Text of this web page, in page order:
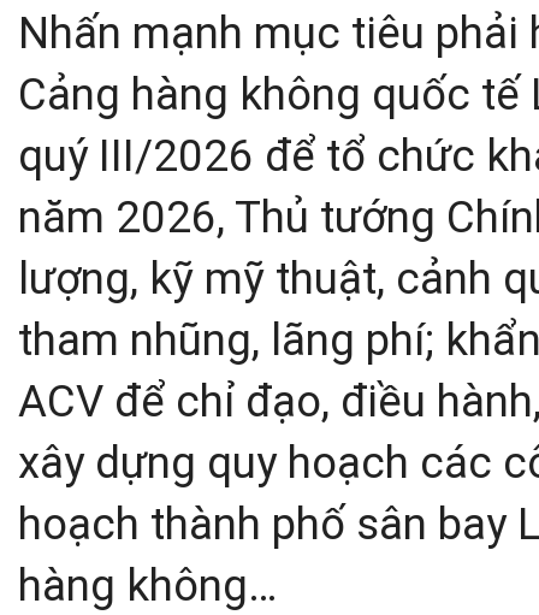
Nhấn mạnh mục tiêu
Cảng hàng không quốc
quý III/2026 để tổ chức
năm 2026, Thủ tướng
lượng, kỹ mỹ thuật, cảnh
tham nhũng, lãng phí;
ACV để chỉ đạo, điều
xây dựng quy hoạch các
hoạch thành phố sân bay
hàng không…